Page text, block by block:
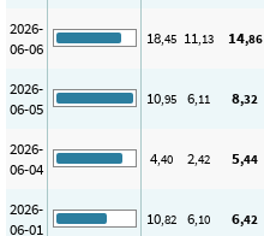
2026-
06-06
18,45 11,13 14,86
2026-
06-05
10,95 6,11 8,32
2026-
06-04
4,40 2,42 5,44
2026-
06-01
10,82 6,10 6,42